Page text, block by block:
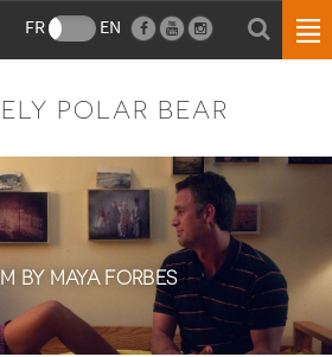
FR EN
POLAR BEAR
BY MAYA FORBES